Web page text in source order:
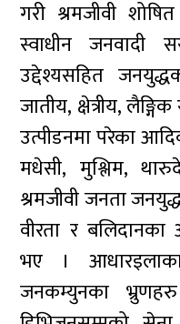
गरी श्रमजीवी
स्वाधीन जनवादी
उद्देश्यसहित
जातीय, क्षेत्रीय,
उत्पीडनमा परेका
मधेसी, मुश्लिम,
श्रमजीवी जनता
वीरता र बलिदानका
भए ।
जनकम्युनका